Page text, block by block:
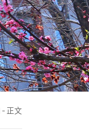
- 正文